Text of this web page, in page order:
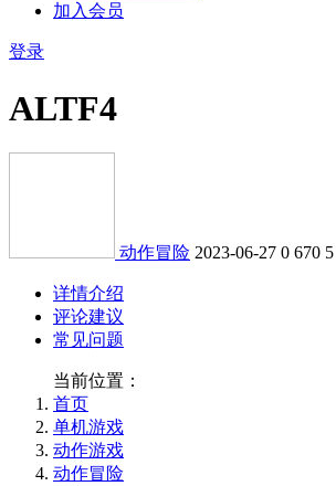
加入会员
登录
ALTF4
动作冒险 2023-06-27 0 670 5
详情介绍
评论建议
常见问题
当前位置：
首页
单机游戏
动作游戏
动作冒险